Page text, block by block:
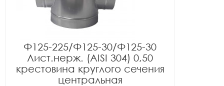
Ф125-225/Ф125-30/Ф125-30
Лист.нерж. (AISI 304) 0,50
крестовина круглого сечения
центральная